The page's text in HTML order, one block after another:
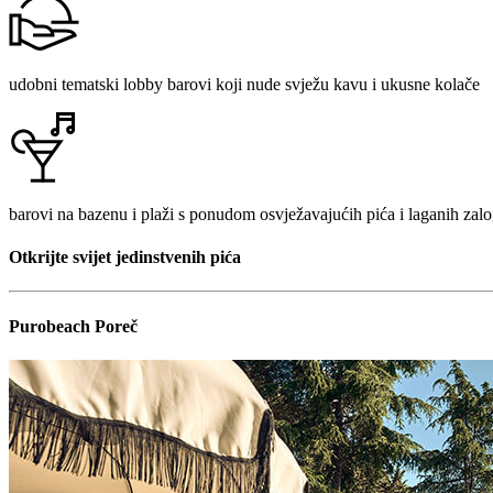
udobni tematski lobby barovi koji nude svježu kavu i ukusne kolače
barovi na bazenu i plaži s ponudom osvježavajućih pića i laganih
Otkrijte svijet jedinstvenih pića
Purobeach Poreč